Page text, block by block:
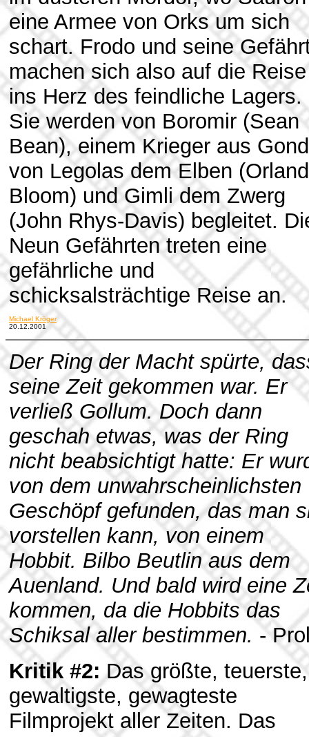
eine Armee von Orks um sich
schart. Frodo und seine
machen sich also auf die Reise
ins Herz des feindliche Lagers.
Sie werden von Boromir (Sean
Bean), einem Krieger aus
von Legolas dem Elben
Bloom) und Gimli dem Zwerg
(John Rhys-Davis) begleitet.
Neun Gefährten treten eine
gefährliche und
schicksalsträchtige Reise an.
Michael Kröger
20.12.2001
Der Ring der Macht spürte,
seine Zeit gekommen war. Er
verließ Gollum. Doch dann
geschah etwas, was der Ring
nicht beabsichtigt hatte: Er
von dem unwahrscheinlichsten
Geschöpf gefunden, das man
vorstellen kann, von einem
Hobbit. Bilbo Beutlin aus dem
Auenland. Und bald wird eine
kommen, da die Hobbits das
Schiksal aller bestimmen. -
Kritik #2: Das größte, teuerste,
gewaltigste, gewagteste
Filmprojekt aller Zeiten. Das